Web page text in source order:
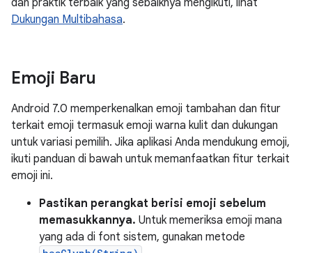
Dukungan Multibahasa.
Emoji Baru
Android 7.0 memperkenalkan emoji tambahan dan fitur
terkait emoji termasuk emoji warna kulit dan dukungan
untuk variasi pemilih. Jika aplikasi Anda mendukung emoji,
ikuti panduan di bawah untuk memanfaatkan fitur terkait
emoji ini.
Pastikan perangkat berisi emoji sebelum
memasukkannya. Untuk memeriksa emoji mana
yang ada di font sistem, gunakan metode